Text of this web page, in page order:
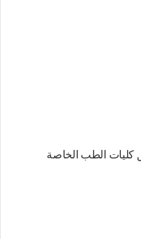
كليات الطب الخاصة